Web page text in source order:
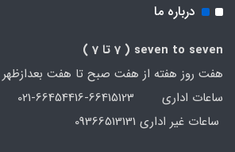
درباره ما
seven to seven ( 7 تا 7 )
هفت روز هفته از هفت صبح تا هفت
ساعات اداری 66415123-66454416-021
ساعات غیر اداری 09366513131